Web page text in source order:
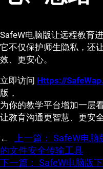
SafeW电脑版让远程教育
它不仅保护师生隐私，还
效、更安心。
立即访问 Https://
版，
为你的教学平台增加一层
让教育沟通更智慧、更安全
← 上一篇： SafeW电
的文件安全传输工具
下一篇： SafeW电脑版